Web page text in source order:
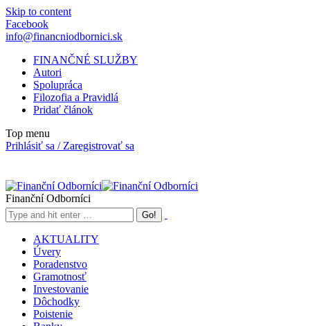
Skip to content
Facebook
info@financniodbornici.sk
FINANČNÉ SLUŽBY
Autori
Spolupráca
Filozofia a Pravidlá
Pridať článok
Top menu
Prihlásiť sa / Zaregistrovať sa
Finanční Odborníci
AKTUALITY
Úvery
Poradenstvo
Gramotnosť
Investovanie
Dôchodky
Poistenie